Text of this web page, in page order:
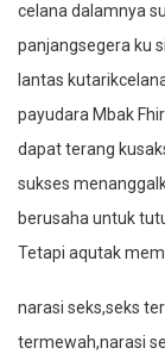
celana dalamnya
panjangsegera ku
lantas
payudara Mbak
dapat terang
sukses
berusaha untuk
Tetapi aqutak
narasi seks,seks
termewah,narasi